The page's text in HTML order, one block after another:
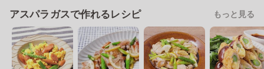
アスパラガスで作れるレシピ もっと見る